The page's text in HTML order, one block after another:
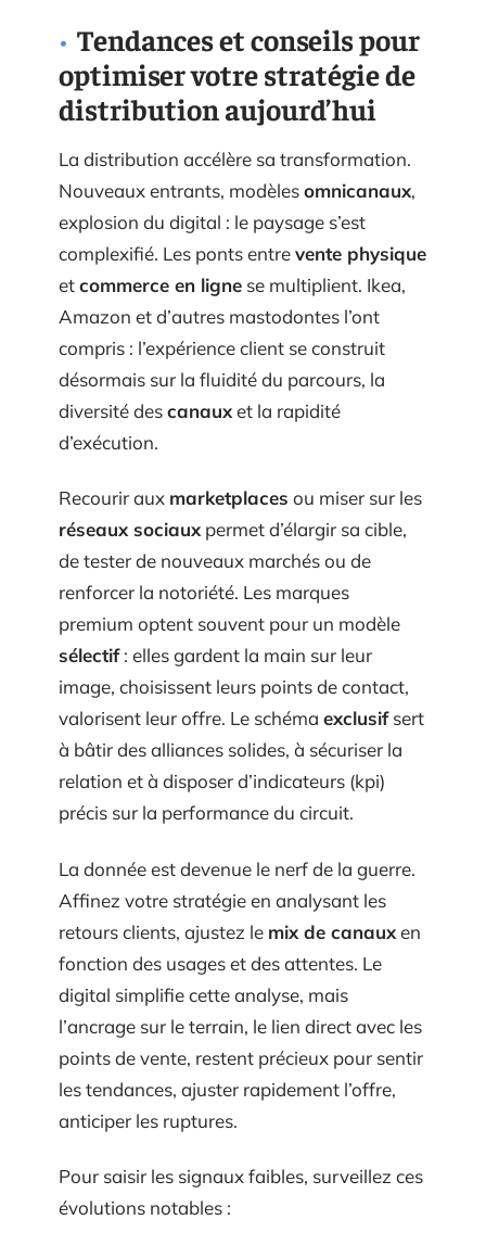
Tendances et conseils pour
optimiser votre stratégie de
distribution aujourd’hui
La distribution accélère sa transformation.
Nouveaux entrants, modèlesomnicanaux,
explosion du digital : le paysage s’est
complexifié. Les ponts entrevente physique
etcommerce en ligne se multiplient. Ikea,
Amazon et d’autres mastodontes l’ont
compris : l’expérience client se construit
désormais sur la fluidité du parcours, la
diversité descanauxet la rapidité
d’exécution.
Recourir aux marketplaces ou miser sur les
réseaux sociaux permet d’élargir sa cible,
de tester de nouveaux marchés ou de
renforcer la notoriété. Les marques
premium optent souvent pour un modèle
sélectif: elles gardent la main sur leur
image, choisissent leurs points de contact,
valorisent leur offre. Le schéma exclusifsert
à bâtir des alliances solides, à sécuriser la
relation et à disposer d’indicateurs (kpi)
précis sur la performance du circuit.
La donnée est devenue le nerf de la guerre.
Affinez votre stratégie en analysant les
retours clients, ajustez le mix de canauxen
fonction des usages et des attentes. Le
digital simplifie cette analyse, mais
l’ancrage sur le terrain, le lien direct avec les
points de vente, restent précieux pour sentir
les tendances, ajuster rapidement l’offre,
anticiper les ruptures.
Pour saisir les signaux faibles, surveillez ces
évolutions notables :